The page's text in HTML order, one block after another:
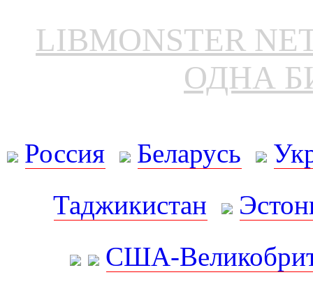
LIBMONSTER
ОДНА
Россия Беларусь
Таджикистан
США-